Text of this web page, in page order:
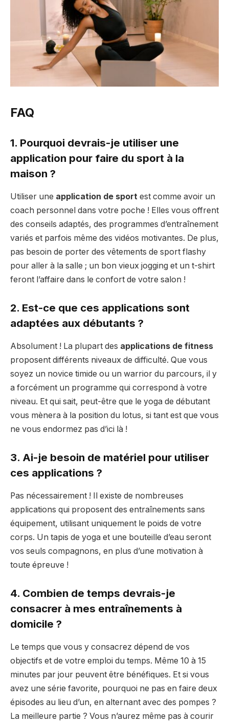
FAQ
1. Pourquoi devrais-je utiliser une
application pour faire du sport à la
maison ?
Utiliser une application de sport est comme avoir un
coach personnel dans votre poche ! Elles vous offrent
des conseils adaptés, des programmes d’entraînement
variés et parfois même des vidéos motivantes. De plus,
pas besoin de porter des vêtements de sport flashy
pour aller à la salle ; un bon vieux jogging et un t-shirt
feront l’affaire dans le confort de votre salon !
2. Est-ce que ces applications sont
adaptées aux débutants ?
Absolument ! La plupart des applications de fitness
proposent différents niveaux de difficulté. Que vous
soyez un novice timide ou un warrior du parcours, il y
a forcément un programme qui correspond à votre
niveau. Et qui sait, peut-être que le yoga de débutant
vous mènera à la position du lotus, si tant est que vous
ne vous endormez pas d’ici là !
3. Ai-je besoin de matériel pour utiliser
ces applications ?
Pas nécessairement ! Il existe de nombreuses
applications qui proposent des entraînements sans
équipement, utilisant uniquement le poids de votre
corps. Un tapis de yoga et une bouteille d’eau seront
vos seuls compagnons, en plus d’une motivation à
toute épreuve !
4. Combien de temps devrais-je
consacrer à mes entraînements à
domicile ?
Le temps que vous y consacrez dépend de vos
objectifs et de votre emploi du temps. Même 10 à 15
minutes par jour peuvent être bénéfiques. Et si vous
avez une série favorite, pourquoi ne pas en faire deux
épisodes au lieu d’un, en alternant avec des pompes ?
La meilleure partie ? Vous n’aurez même pas à courir